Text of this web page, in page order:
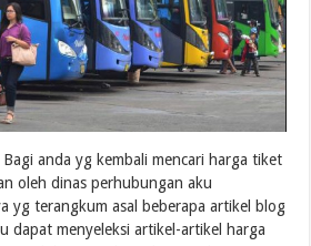
Bagi anda yg kembali mencari harga tiket
oleh dinas perhubungan aku
yg terangkum asal beberapa artikel blog
dapat menyeleksi artikel-artikel harga